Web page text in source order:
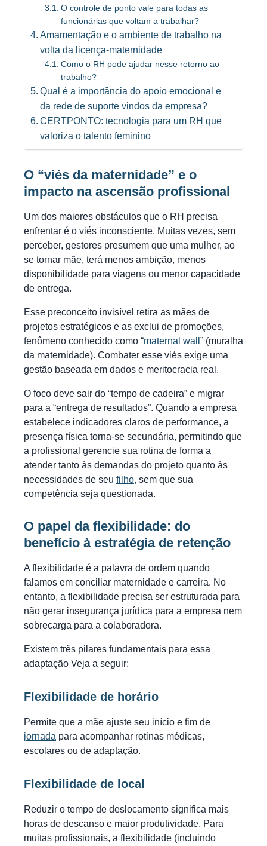
O controle de ponto vale para todas as
funcionárias que voltam a trabalhar?
Amamentação e o ambiente de trabalho na
volta da licença-maternidade
Como o RH pode ajudar nesse retorno ao
trabalho?
Qual é a importância do apoio emocional e
da rede de suporte vindos da empresa?
CERTPONTO: tecnologia para um RH que
valoriza o talento feminino
O “viés da maternidade” e o
impacto na ascensão profissional
Um dos maiores obstáculos que o RH precisa
enfrentar é o viés inconsciente. Muitas vezes, sem
perceber, gestores presumem que uma mulher, ao
se tornar mãe, terá menos ambição, menos
disponibilidade para viagens ou menor capacidade
de entrega.
Esse preconceito invisível retira as mães de
projetos estratégicos e as exclui de promoções,
fenômeno conhecido como “maternal wall ” (muralha
da maternidade). Combater esse viés exige uma
gestão baseada em dados e meritocracia real.
O foco deve sair do “tempo de cadeira” e migrar
para a “entrega de resultados”. Quando a empresa
estabelece indicadores claros de performance, a
presença física torna-se secundária, permitindo que
a profissional gerencie sua rotina de forma a
atender tanto às demandas do projeto quanto às
necessidades de seu filho, sem que sua
competência seja questionada.
O papel da flexibilidade: do
benefício à estratégia de retenção
A flexibilidade é a palavra de ordem quando
falamos em conciliar maternidade e carreira. No
entanto, a flexibilidade precisa ser estruturada para
não gerar insegurança jurídica para a empresa nem
sobrecarga para a colaboradora.
Existem três pilares fundamentais para essa
adaptação Veja a seguir:
Flexibilidade de horário
Permite que a mãe ajuste seu início e fim de
jornada para acompanhar rotinas médicas,
escolares ou de adaptação.
Flexibilidade de local
Reduzir o tempo de deslocamento significa mais
horas de descanso e maior produtividade. Para
muitas profissionais, a flexibilidade (incluindo